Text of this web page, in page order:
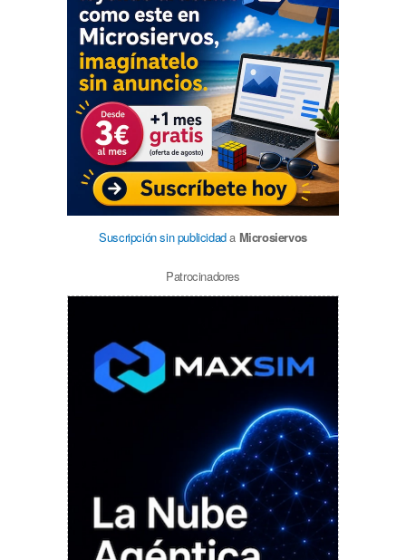
Suscripción sin publicidada Microsiervos
Patrocinadores